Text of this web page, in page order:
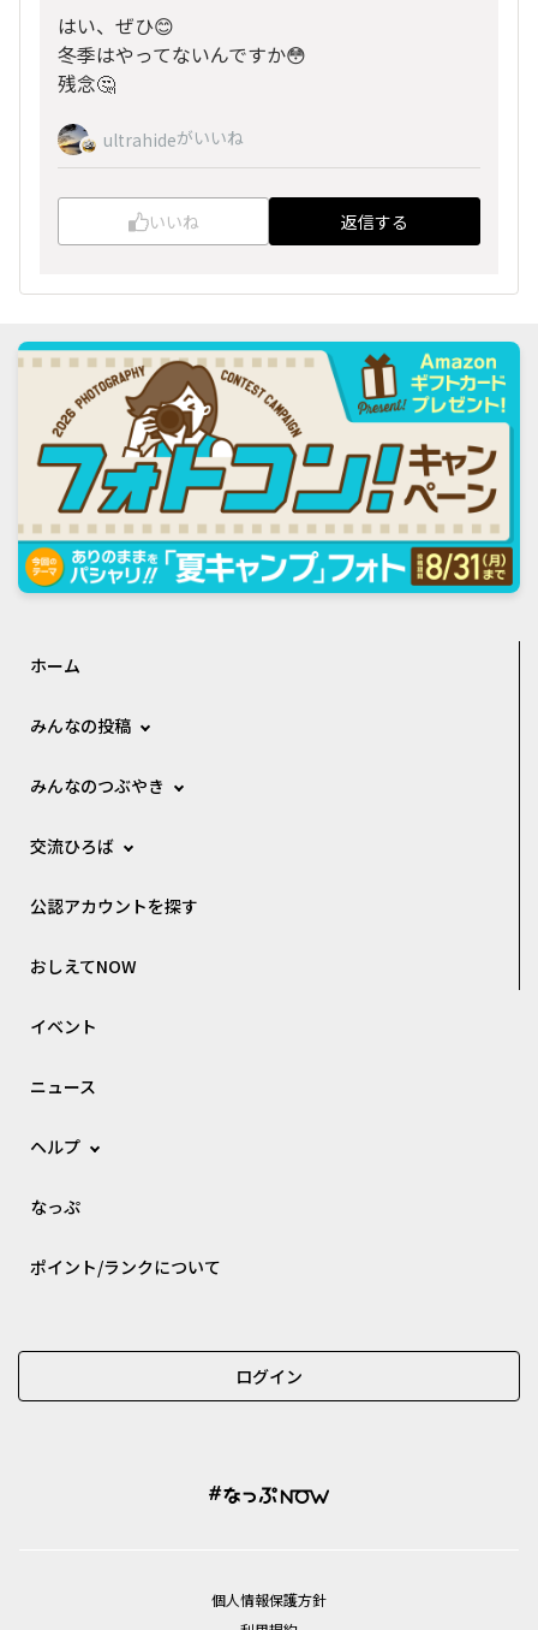
はい、ぜひ😊
冬季はやってないんですか😳
残念🤔
ultrahideがいいね
いいね 返信する
ホーム
みんなの投稿
みんなのつぶやき
交流ひろば
公認アカウントを探す
おしえてNOW
イベント
ニュース
ヘルプ
なっぷ
ポイント/ランクについて
ログイン
個⼈情報保護⽅針